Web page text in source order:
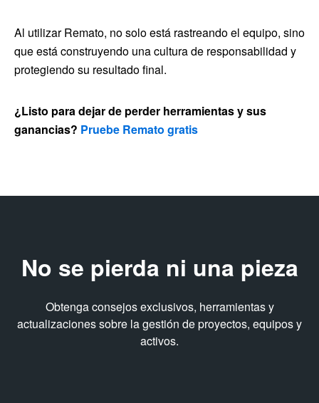
Al utilizar Remato, no solo está rastreando el equipo, sino
que está construyendo una cultura de responsabilidad y
protegiendo su resultado final.
¿Listo para dejar de perder herramientas y sus
ganancias? Pruebe Remato gratis
No se pierda ni una pieza
Obtenga consejos exclusivos, herramientas y
actualizaciones sobre la gestión de proyectos, equipos y
activos.